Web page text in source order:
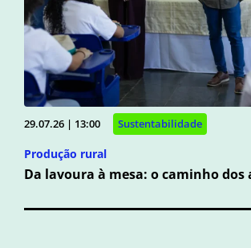
29.07.26 | 13:00 Sustentabilidade
Produção rural
Da lavoura à mesa: o caminho